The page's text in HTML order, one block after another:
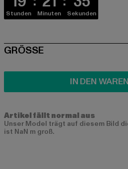
Stunden Minuten Sekunden
SIZE
GRÖSSE
IN DEN
Artikel fällt normal aus
Unser Model trägt auf diesem Bild
ist NaN m groß.